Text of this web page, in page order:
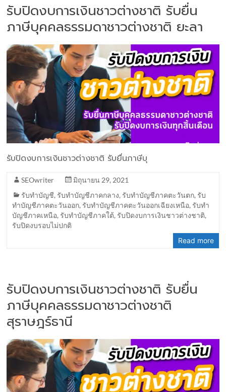
รับปิดงบการเงินชาวต่างชาติ รับยื่น
ภาษีบุคคลธรรมดาชาวต่างชาติ ยะลา
รับปิดงบการเงินชาวต่างชาติ รับยื่นภาษีบุ
SEOwriter
มิถุนายน 29, 2021
รับทำบัญชี, รับทำบัญชีภาคกลาง, รับทำบัญชีภาคตะวันตก, รับ
ทำบัญชีภาคตะวันออก, รับทำบัญชีภาคตะวันออกเฉียงเหนือ, รับทำ
บัญชีภาคเหนือ, รับทำบัญชีภาคใต้, รับปิดงบการเงินชาวต่างชาติ,
รับปิดงบรอบไม่ปกติ
Read more
รับปิดงบการเงินชาวต่างชาติ รับยื่น
ภาษีบุคคลธรรมดาชาวต่างชาติ
สุราษฎร์ธานี